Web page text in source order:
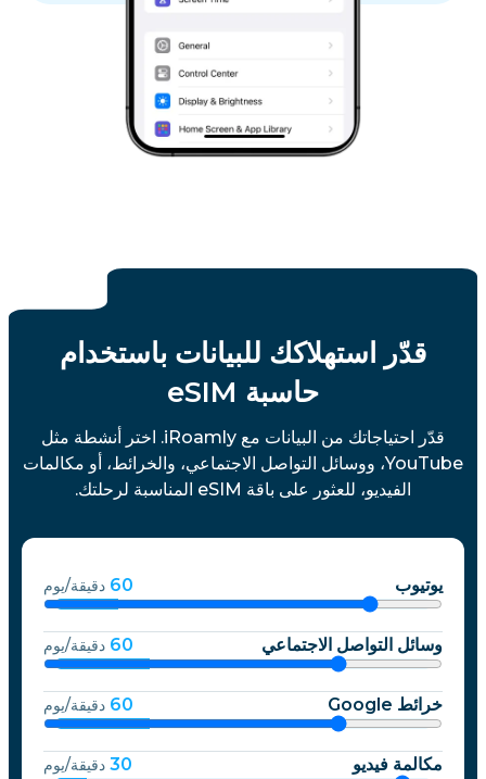
قدّر استهلاكك للبيانات باستخدام
حاسبة eSIM
قدّر احتياجاتك من البيانات مع iRoamly. اختر أنشطة مثل
YouTube، ووسائل التواصل الاجتماعي، والخرائط، أو مكالمات
الفيديو، للعثور على باقة eSIM المناسبة لرحلتك.
يوتيوب 60 دقيقة/يوم
وسائل التواصل الاجتماعي 60 دقيقة/يوم
خرائط Google 60 دقيقة/يوم
مكالمة فيديو 30 دقيقة/يوم